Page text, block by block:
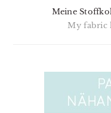
Meine
My fabric